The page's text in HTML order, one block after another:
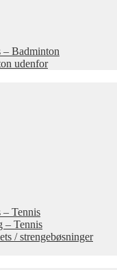
– Badminton
udenfor
– Tennis
– Tennis
/ strengebøsninger